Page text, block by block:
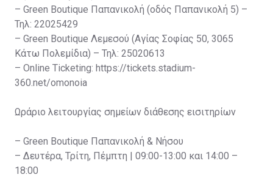
– Green Boutique Παπανικολή (οδός Παπανικολή 5) –
Τηλ: 22025429
– Green Boutique Λεμεσού (Αγίας Σοφίας 50, 3065
Κάτω Πολεμίδια) – Τηλ: 25020613
– Online Ticketing: https://tickets.stadium-
360.net/omonoia
Ωράριο λειτουργίας σημείων διάθεσης εισιτηρίων
– Green Boutique Παπανικολή & Νήσου
– Δευτέρα, Τρίτη, Πέμπτη | 09:00-13:00 και 14:00 –
18:00